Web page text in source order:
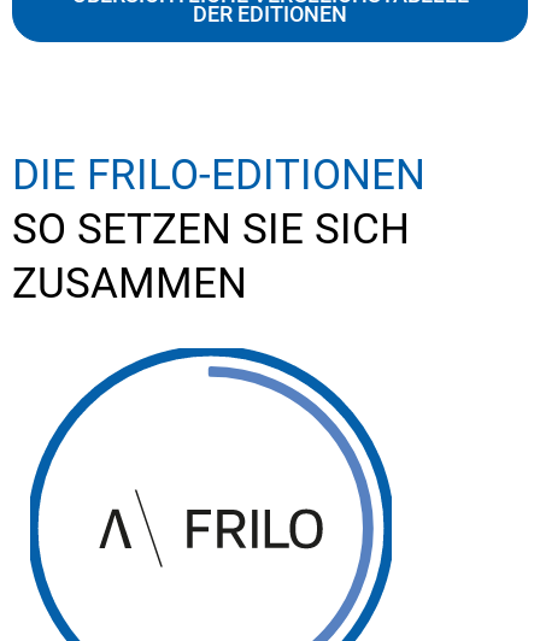
DER EDITIONEN
DIE FRILO-EDITIONEN
SO SETZEN SIE SICH
ZUSAMMEN